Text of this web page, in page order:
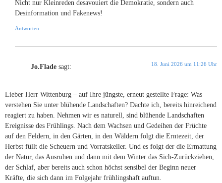
Nicht nur Kleinreden desavouiert die Demokratie, sondern auch
Desinformation und Fakenews!
Antworten
Jo.Flade sagt: 18. Juni 2026 um 11:26 Uhr
Lieber Herr Wittenburg – auf Ihre jüngste, erneut gestellte Frage: Was
verstehen Sie unter blühende Landschaften? Dachte ich, bereits hinreichend
reagiert zu haben. Nehmen wir es naturell, sind blühende Landschaften
Ereignisse des Frühlings. Nach dem Wachsen und Gedeihen der Früchte
auf den Feldern, in den Gärten, in den Wäldern folgt die Erntezeit, der
Herbst füllt die Scheuern und Vorratskeller. Und es folgt der die Ermattung
der Natur, das Ausruhen und dann mit dem Winter das Sich-Zurückziehen,
der Schlaf, aber bereits auch schon höchst sensibel der Beginn neuer
Kräfte, die sich dann im Folgejahr frühlingshaft auftun.